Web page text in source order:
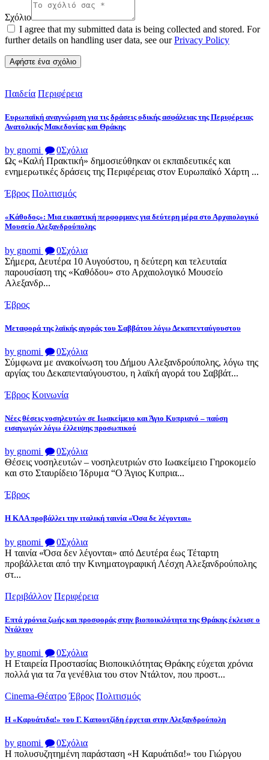
Σχόλιο
I agree that my submitted data is being collected and stored. For
further details on handling user data, see ourPrivacy Policy
Παιδεία Περιφέρεια
Ευρωπαϊκή αναγνώριση για τις δράσεις οδικής ασφάλειας της Περιφέρειας
Ανατολικής Μακεδονίας και Θράκης
by gnomi 0Σχόλια
Ως «Καλή Πρακτική» δημοσιεύθηκαν οι εκπαιδευτικές και
ενημερωτικές δράσεις της Περιφέρειας στον Ευρωπαϊκό Χάρτη ...
Έβρος Πολιτισμός
«Κάθοδος»: Μια εικαστική περφορμανς για δεύτερη μέρα στο Αρχαιολογικό
Μουσείο Αλεξανδρούπολης
by gnomi 0Σχόλια
Σήμερα, Δευτέρα 10 Αυγούστου, η δεύτερη και τελευταία
παρουσίαση της «Καθόδου» στο Αρχαιολογικό Μουσείο
Αλεξανδρ...
Έβρος
Μεταφορά της λαϊκής αγοράς του Σαββάτου λόγω Δεκαπενταύγουστου
by gnomi 0Σχόλια
Σύμφωνα με ανακοίνωση του Δήμου Αλεξανδρούπολης, λόγω της
αργίας του Δεκαπενταύγουστου, η λαϊκή αγορά του Σαββάτ...
Έβρος Κοινωνία
Νέες θέσεις νοσηλευτών σε Ιωακείμειο και Άγιο Κυπριανό – παύση
εισαγωγών λόγω έλλειψης προσωπικού
by gnomi 0Σχόλια
Θέσεις νοσηλευτών – νοσηλευτριών στο Ιωακείμειο Γηροκομείο
και στο Σταυρίδειο Ίδρυμα “Ο Άγιος Κυπρια...
Έβρος
Η ΚΛΑ προβάλλει την ιταλική ταινία «Όσα δε λέγονται»
by gnomi 0Σχόλια
Η ταινία «Όσα δεν λέγονται» από Δευτέρα έως Τέταρτη
προβάλλεται από την Κινηματογραφική Λέσχη Αλεξανδρούπολης
στ...
Περιβάλλον Περιφέρεια
Επτά χρόνια ζωής και προσφοράς στην βιοποικιλότητα της Θράκης έκλεισε ο
Ντάλτον
by gnomi 0Σχόλια
Η Εταιρεία Προστασίας Βιοποικιλότητας Θράκης εύχεται χρόνια
πολλά για τα 7α γενέθλια του στον Ντάλτον, που προστ...
Cinema-Θέατρο Έβρος Πολιτισμός
Η «Καρυάτιδα!» του Γ. Καπουτζίδη έρχεται στην Αλεξανδρούπολη
by gnomi 0Σχόλια
Η πολυσυζητημένη παράσταση «Η Καρυάτιδα!» του Γιώργου